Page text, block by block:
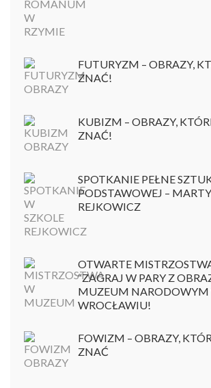
FUTURYZM – OBRAZY,
ZNAĆ!
KUBIZM – OBRAZY,
ZNAĆ!
SPOTKANIE PEŁNE
PODSTAWOWEJ –
REJKOWICZ
OTWARTE
“ZAGRAJ W PARY Z
MUZEUM NARODOWYM
WROCŁAWIU!
FOWIZM – OBRAZY,
ZNAĆ